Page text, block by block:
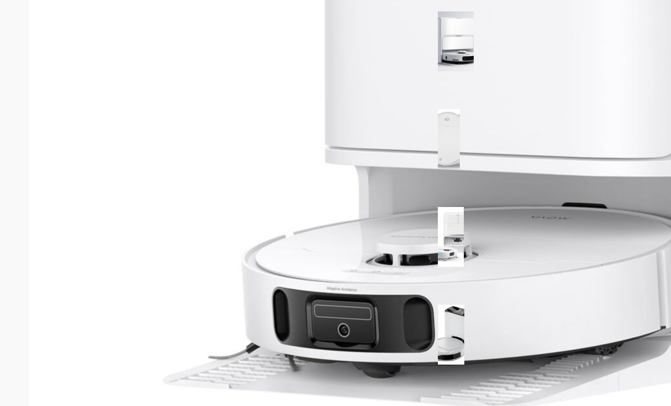
ma economico
eufy C28 HydroJet 5 in 1, super
potenza e AI per l’evitamento
ostacoli con prezzo Amazon da